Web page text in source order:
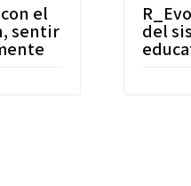
el
sentir del